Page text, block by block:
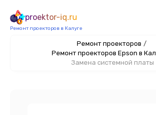
proektor-iq.ru
Ремонт проекторов в Калуге
Ремонт проекторов /
Ремонт проекторов Epson в
Замена системной платы